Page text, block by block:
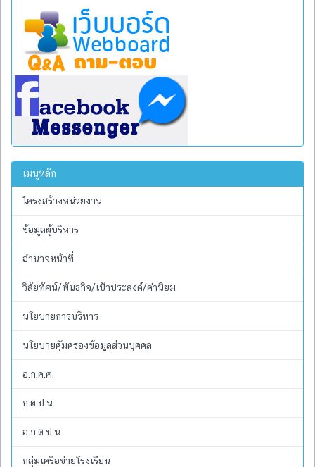
เมนูหลัก
โครงสร้างหน่วยงาน
ข้อมูลผู้บริหาร
อำนาจหน้าที่
วิสัยทัศน์/พันธกิจ/เป้าประสงค์/ค่านิยม
นโยบายการบริหาร
นโยบายคุ้มครองข้อมูลส่วนบุคคล
อ.ก.ค.ศ.
ก.ต.ป.น.
อ.ก.ต.ป.น.
กลุ่มเครือข่ายโรงเรียน